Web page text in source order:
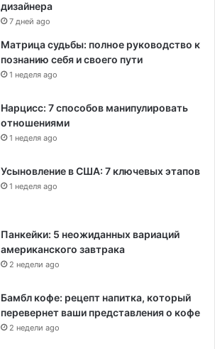
дизайнера
7 дней ago
Матрица судьбы: полное руководство к
познанию себя и своего пути
1 неделя ago
Нарцисс: 7 способов манипулировать
отношениями
1 неделя ago
Усыновление в США: 7 ключевых этапов
1 неделя ago
Панкейки: 5 неожиданных вариаций
американского завтрака
2 недели ago
Бамбл кофе: рецепт напитка, который
перевернет ваши представления о кофе
2 недели ago